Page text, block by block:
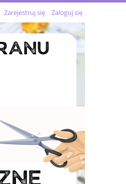
Zarejestruj się Zaloguj się